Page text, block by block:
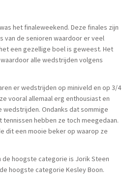
het finaleweekend. Deze finales zijn
van de senioren waardoor er veel
een gezellige boel is geweest. Het
alle wedstrijden volgens
er wedstrijden op miniveld en op 3/4
vooral allemaal erg enthousiast en
Ondanks dat sommige
hebben ze toch meegedaan.
dit een mooie beker op waarop ze
de hoogste categorie is Jorik Steen
hoogste categorie Kesley Boon.